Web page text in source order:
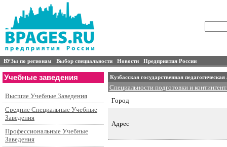
ВУЗы по регионам Выбор специальности Новости Предприятия России
Учебные заведения
Высшие Учебные Заведения
Средние Специальные Учебные
Заведения
Профессиональные Учебные
Заведения
Кузбасская государственная
Специальности подготовки и
Город
Адрес